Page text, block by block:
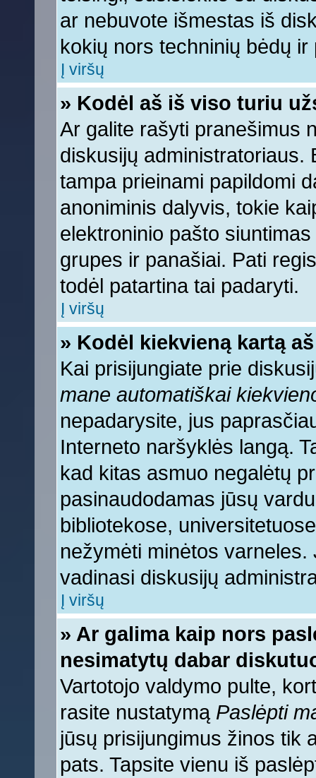
ar nebuvote išmestas iš
kokių nors techninių bėdų
Į viršų
» Kodėl aš iš viso turiu
Ar galite rašyti pranešimus
diskusijų administratoriaus.
tampa prieinami papildomi
anoniminis dalyvis, tokie
elektroninio pašto
grupes ir panašiai. Pati
todėl patartina tai padaryti.
Į viršų
» Kodėl kiekvieną kartą
Kai prisijungiate prie
mane automatiškai
nepadarysite, jus
Interneto naršyklės langą.
kad kitas asmuo negalėtų
pasinaudodamas jūsų
bibliotekose,
nežymėti minėtos
vadinasi diskusijų
Į viršų
» Ar galima kaip nors
nesimatytų dabar
Vartotojo valdymo pulte,
rasite nustatymą Paslėpti
jūsų prisijungimus žinos tik
pats. Tapsite vienu iš